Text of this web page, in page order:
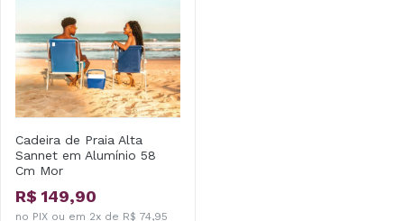
Cadeira de Praia Alta
Sannet em Alumínio 58
Cm Mor
R$ 149,90
no PIX ou em 2x de R$ 74,95